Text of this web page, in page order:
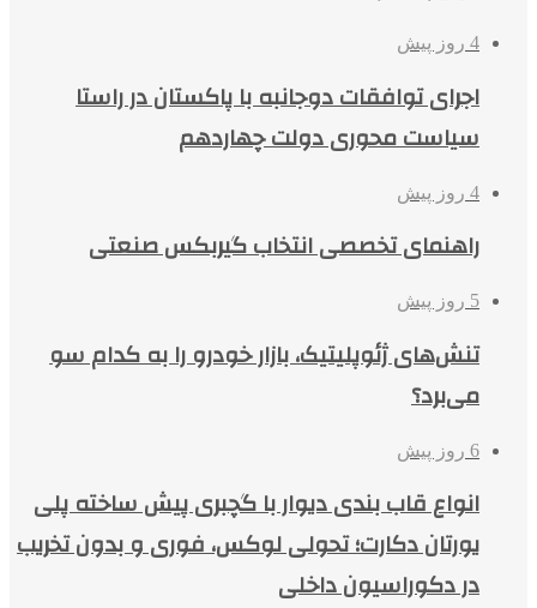
4 روز پیش
اجرای توافقات دوجانبه با پاکستان در راستا
سیاست محوری دولت چهاردهم
4 روز پیش
راهنمای تخصصی انتخاب گیربکس صنعتی
5 روز پیش
تنش‌های ژئوپلیتیک، بازار خودرو را به کدام سو
می‌برد؟
6 روز پیش
انواع قاب بندی دیوار با گچبری پیش ساخته پلی
یورتان دکارت؛ تحولی لوکس، فوری و بدون تخریب
در دکوراسیون داخلی